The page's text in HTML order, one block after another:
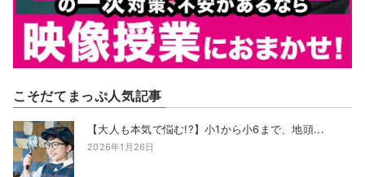
こそだてまっぷ人気記事
【大人も本気で悩む!?】小1から小6まで、地頭...
2026年1月26日